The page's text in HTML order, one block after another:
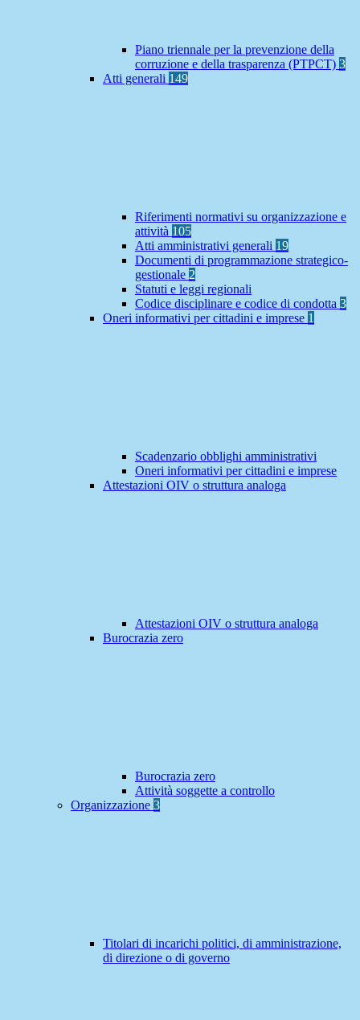
Piano triennale per la prevenzione della
corruzione e della trasparenza (PTPCT) 3
Atti generali 149
Riferimenti normativi su organizzazione e
attività 105
Atti amministrativi generali 19
Documenti di programmazione strategico-
gestionale 2
Statuti e leggi regionali
Codice disciplinare e codice di condotta 3
Oneri informativi per cittadini e imprese 1
Scadenzario obblighi amministrativi
Oneri informativi per cittadini e imprese
Attestazioni OIV o struttura analoga
Attestazioni OIV o struttura analoga
Burocrazia zero
Burocrazia zero
Attività soggette a controllo
Organizzazione 3
Titolari di incarichi politici, di amministrazione,
di direzione o di governo